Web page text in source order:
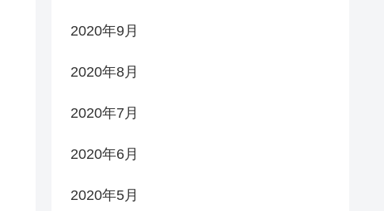
2020年9月
2020年8月
2020年7月
2020年6月
2020年5月